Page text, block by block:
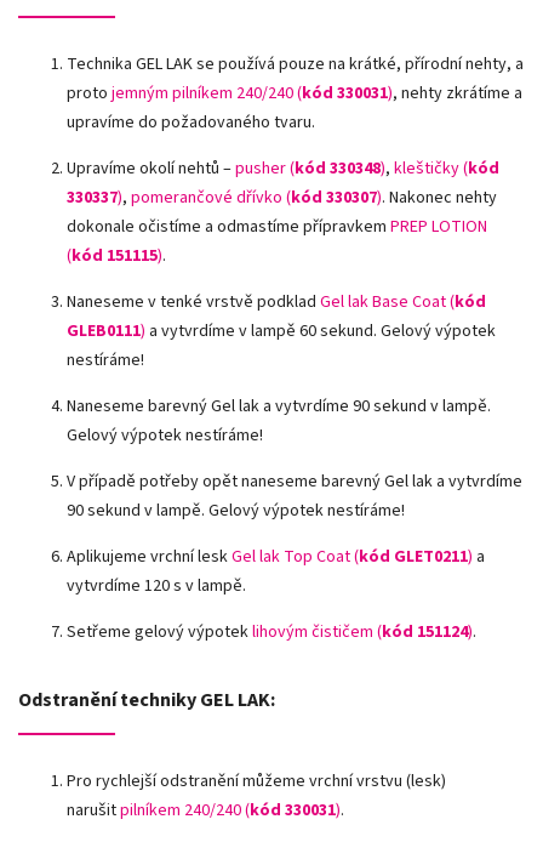
Technika GEL LAK se používá pouze na krátké, přírodní nehty, a
proto jemným pilníkem 240/240 (kód 330031), nehty zkrátíme a
upravíme do požadovaného tvaru.
Upravíme okolí nehtů –pusher (kód 330348), kleštičky (kód
330337), pomerančové dřívko (kód 330307). Nakonec nehty
dokonale očistíme a odmastíme přípravkem PREP LOTION
(kód 151115).
Naneseme v tenké vrstvě podklad Gel lak Base Coat (kód
GLEB0111) a vytvrdíme v lampě 60 sekund. Gelový výpotek
nestíráme!
Naneseme barevný Gel lak a vytvrdíme 90 sekund v lampě.
Gelový výpotek nestíráme!
V případě potřeby opět naneseme barevný Gel lak a vytvrdíme
90 sekund v lampě. Gelový výpotek nestíráme!
Aplikujeme vrchní leskGel lak Top Coat (kód GLET0211) a
vytvrdíme 120 s v lampě.
Setřeme gelový výpoteklihovým čističem (kód 151124).
Odstranění techniky GEL LAK:
Pro rychlejší odstranění můžeme vrchní vrstvu (lesk)
narušitpilníkem 240/240 (kód 330031).